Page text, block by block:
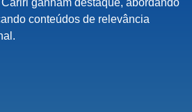
ganham destaque, abordando
conteúdos de relevância